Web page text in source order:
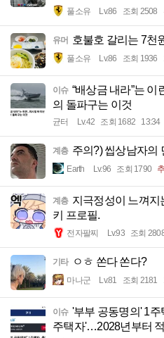
풀소유 Lv.86 조회 2508
유머 호불호 갈리는 7천
풀소유 Lv.86 조회 1936
이슈 “배상금 내라”는
의 돌파구는 이것
균터 Lv.42 조회 1682 13:34
계층 주의?) 씹상남자의
Earth Lv.96 조회 1790
계층 지극정성이 느껴지
키 프로필.
전자팔찌 Lv.93 조회
기타 ㅇㅎ 쏜다 쏜다?
마나군 Lv.81 조회 2181
이슈 '부부 공동명의' 1주
주택자'…2028년부터